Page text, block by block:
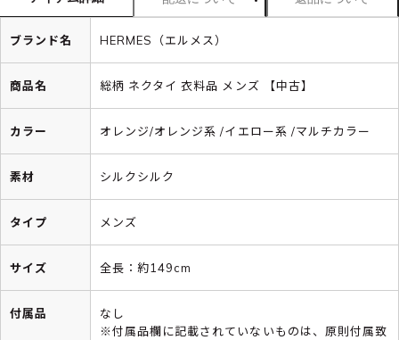
ブランド名 HERMES（エルメス）
商品名 総柄 ネクタイ 衣料品 メンズ 【中古】
カラー オレンジ/オレンジ系 /イエロー系 /マルチカラー
素材 シルクシルク
タイプ メンズ
サイズ 全長：約149cm
付属品
なし
※付属品欄に記載されていないものは、原則付属致